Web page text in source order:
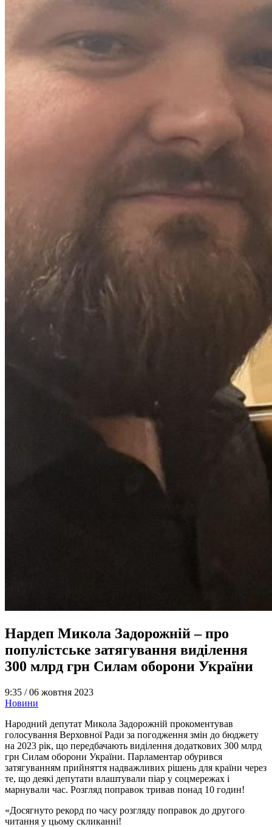
Нардеп Микола Задорожній – про
популістське затягування виділення
300 млрд грн Силам оборони України
9:35 /06 жовтня 2023
Новини
Народний депутат Микола Задорожній прокоментував
голосування Верховної Ради за погодження змін до бюджету
на 2023 рік, що передбачають виділення додаткових 300 млрд
грн Силам оборони України. Парламентар обурився
затягуванням прийняття надважливих рішень для країни через
те, що деякі депутати влаштували піар у соцмережах і
марнували час. Розгляд поправок тривав понад 10 годин!
«Досягнуто рекорд по часу розгляду поправок до другого
читання у цьому скликанні!